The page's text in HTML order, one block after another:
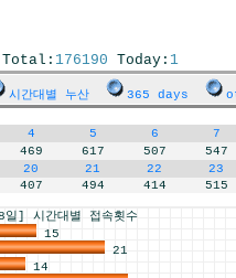
Total: 176190 Today: 1
시간대별 누산 365 days
4 5 6
7
469 617 507
547
20 21 22
23
407 494 414 515
간대별 접속횟수
15
21
14